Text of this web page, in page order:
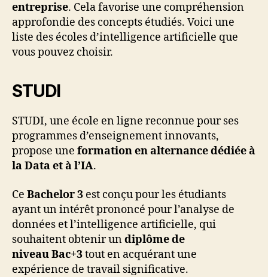
entreprise. Cela favorise une compréhension
approfondie des concepts étudiés. Voici une
liste des écoles d’intelligence artificielle que
vous pouvez choisir.
STUDI
STUDI, une école en ligne reconnue pour ses
programmes d’enseignement innovants,
propose une formation en alternance dédiée à
la Data et à l’IA.
Ce Bachelor 3 est conçu pour les étudiants
ayant un intérêt prononcé pour l’analyse de
données et l’intelligence artificielle, qui
souhaitent obtenir undiplôme de
niveau Bac+3tout en acquérant une
expérience de travail significative.